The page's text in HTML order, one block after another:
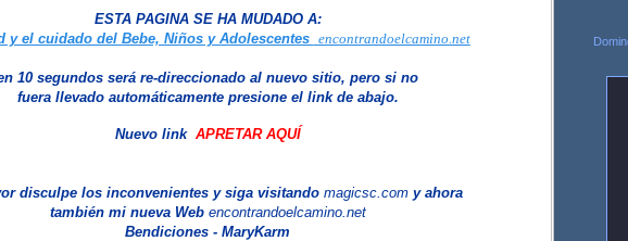
ESTA PAGINA SE HA MUDADO A:
y el cuidado del Bebe, Niños y Adolescentes encontrandoelcamino.net
10 segundos será re-direccionado al nuevo sitio, pero si no
fuera llevado automáticamente presione el link de abajo.
Nuevo link APRETAR AQUÍ
disculpe los inconvenientes y siga visitando magicsc.com y ahora
también mi nueva Web encontrandoelcamino.net
Bendiciones - MaryKarm